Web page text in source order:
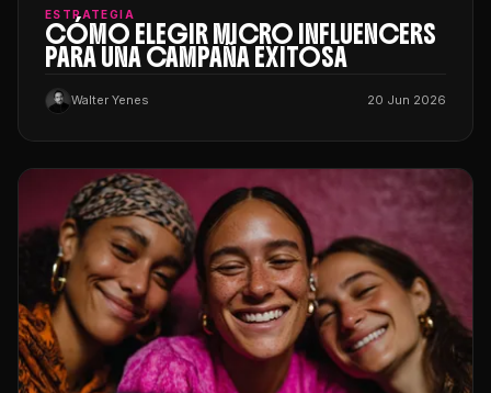
ESTRATEGIA
CÓMO ELEGIR MICRO INFLUENCERS
PARA UNA CAMPAÑA EXITOSA
Walter Yenes 20 Jun 2026